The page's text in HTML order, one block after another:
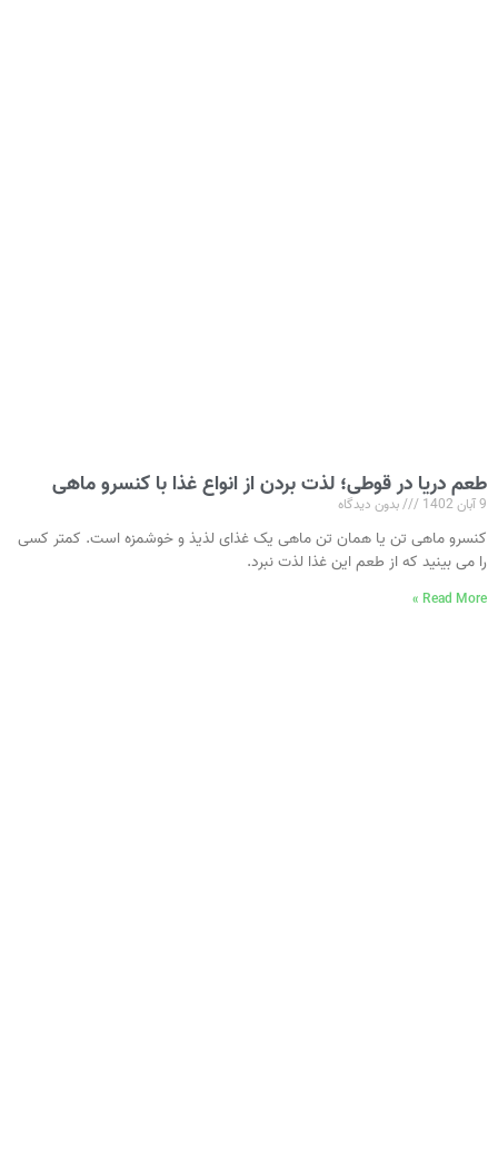
طعم دریا در قوطی؛ لذت بردن از انواع غذا با کنسرو ماهی
9 آبان 1402 بدون دیدگاه
کنسرو ماهی تن یا همان تن ماهی یک غذای لذیذ و خوشمزه است. کمتر کسی
را می‌ بینید که از طعم این غذا لذت نبرد.
Read More »